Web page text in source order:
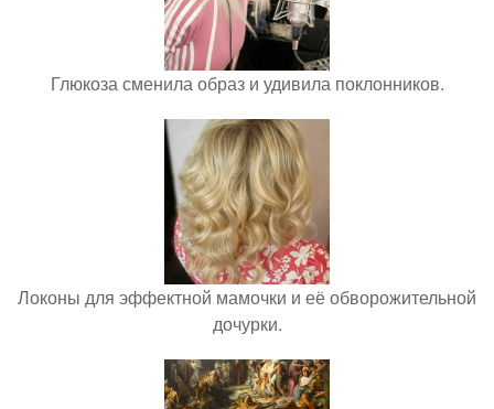
Глюкоза сменила образ и удивила поклонников.
Локоны для эффектной мамочки и её обворожительной
дочурки.